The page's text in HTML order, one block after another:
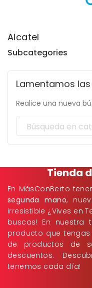
Alcatel
Subcategories
Lamentamos
Realice una nueva
Tienda
En MásConBerto
segunda mano,
irresistible ¿Vives en
buscas! En nuestra
producto que tengas
de productos de
descuentos.
tenemos cada día!